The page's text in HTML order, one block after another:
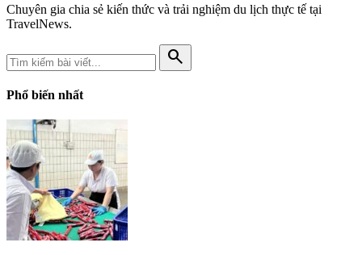
Chuyên gia chia sẻ kiến thức và trải nghiệm du lịch thực tế tại
TravelNews.
search
Phổ biến nhất